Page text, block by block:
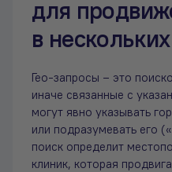
для
в
Гео-запросы – это
иначе связанные с
могут явно указывать
или подразумевать его
поиск определит
клиник, которая